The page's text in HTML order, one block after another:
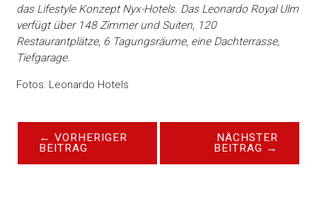
das Lifestyle Konzept Nyx-Hotels. Das Leonardo Royal Ulm
verfügt über 148 Zimmer und Suiten, 120
Restaurantplätze, 6 Tagungsräume, eine Dachterrasse,
Tiefgarage.
Fotos: Leonardo Hotels
← VORHERIGER
BEITRAG
NÄCHSTER
BEITRAG →